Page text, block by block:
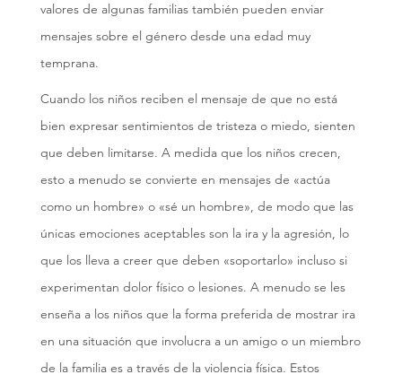
valores de algunas familias también pueden enviar
mensajes sobre el género desde una edad muy
temprana.
Cuando los niños reciben el mensaje de que no está
bien expresar sentimientos de tristeza o miedo, sienten
que deben limitarse. A medida que los niños crecen,
esto a menudo se convierte en mensajes de «actúa
como un hombre» o «sé un hombre», de modo que las
únicas emociones aceptables son la ira y la agresión, lo
que los lleva a creer que deben «soportarlo» incluso si
experimentan dolor físico o lesiones. A menudo se les
enseña a los niños que la forma preferida de mostrar ira
en una situación que involucra a un amigo o un miembro
de la familia es a través de la violencia física. Estos